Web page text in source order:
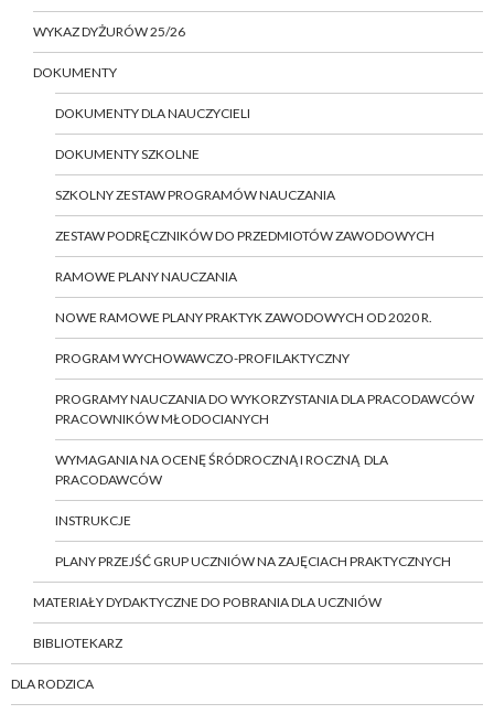
WYKAZ DYŻURÓW 25/26
DOKUMENTY
DOKUMENTY DLA NAUCZYCIELI
DOKUMENTY SZKOLNE
SZKOLNY ZESTAW PROGRAMÓW NAUCZANIA
ZESTAW PODRĘCZNIKÓW DO PRZEDMIOTÓW ZAWODOWYCH
RAMOWE PLANY NAUCZANIA
NOWE RAMOWE PLANY PRAKTYK ZAWODOWYCH OD 2020 R.
PROGRAM WYCHOWAWCZO-PROFILAKTYCZNY
PROGRAMY NAUCZANIA DO WYKORZYSTANIA DLA PRACODAWCÓW
PRACOWNIKÓW MŁODOCIANYCH
WYMAGANIA NA OCENĘ ŚRÓDROCZNĄ I ROCZNĄ DLA
PRACODAWCÓW
INSTRUKCJE
PLANY PRZEJŚĆ GRUP UCZNIÓW NA ZAJĘCIACH PRAKTYCZNYCH
MATERIAŁY DYDAKTYCZNE DO POBRANIA DLA UCZNIÓW
BIBLIOTEKARZ
DLA RODZICA